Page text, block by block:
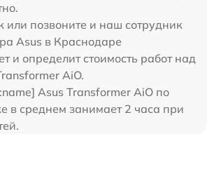
или позвоните и наш сотрудник
Asus в Краснодаре
и определит стоимость работ над
AiO.
Asus Transformer AiO по
в среднем занимает 2 часа при